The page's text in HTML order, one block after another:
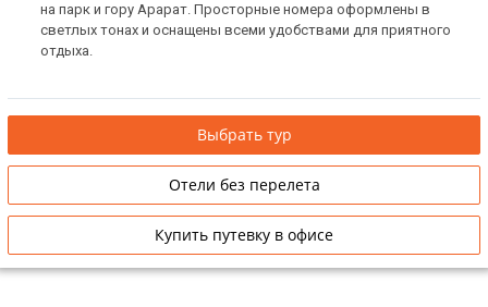
на парк и гору Арарат. Просторные номера оформлены в
светлых тонах и оснащены всеми удобствами для приятного
отдыха.
Выбрать тур
Отели без перелета
Купить путевку в офисе